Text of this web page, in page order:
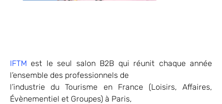
IFTM est le seul salon B2B qui réunit chaque année
l’ensemble des professionnels de
l’industrie du Tourisme en France (Loisirs, Affaires,
Évènementiel et Groupes) à Paris,